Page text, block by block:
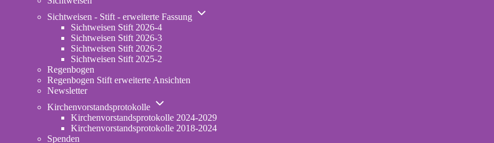
Sichtweisen - Stift - erweiterte Fassung
Unternavigation
Sichtweisen Stift 2026-4
Sichtweisen Stift 2026-3
Sichtweisen Stift 2026-2
Sichtweisen Stift 2025-2
Regenbogen
Regenbogen Stift erweiterte Ansichten
Newsletter
Kirchenvorstandsprotokolle
Unternavigation
Kirchenvorstandsprotokolle
Kirchenvorstandsprotokolle 2024-2029
Kirchenvorstandsprotokolle 2018-2024
Spenden